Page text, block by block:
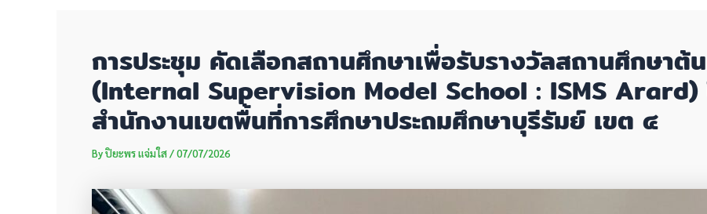
การประชุม คัดเลือกสถานศึกษาเพื่อรับรางวัลสถานศึกษาต้
(Internal Supervision Model School : ISMS
สำนักงานเขตพื้นที่การศึกษาประถมศึกษาบุรีรัมย์ เขต ๔
Byปิยะพร แจ่มใส/07/07/2026